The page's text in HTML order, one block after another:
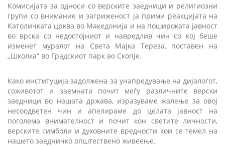
Комисијата за односи со верските заедници и религиозни
групи со внимание и загриженост ја прими реакцијата на
Католичката црква во Македонија и на пошироката јавност
во врска со недостојниот и навредлив чин со кој беше
изменет муралот на Света Мајка Тереза, поставен на
„Школка“ во Градскиот парк во Скопје.
Како институција задолжена за унапредување на дијалогот,
соживотот и заемната почит меѓу различните верски
заедници во нашата држава, изразуваме жалење за овој
несоодветен чин и апелираме до целата јавност на
поголема внимателност и почит кон светите личности,
верските симболи и духовните вредности кои се темел на
нашето заедничко општествено живеење.